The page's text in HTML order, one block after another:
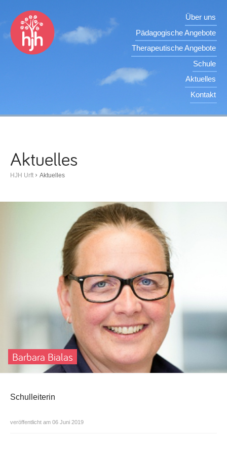
Über uns
Pädagogische Angebote
Therapeutische Angebote
Schule
Aktuelles
Kontakt
Aktuelles
HJH Urft Aktuelles
Barbara Bialas
Schulleiterin
veröffentlicht am 06 Juni 2019